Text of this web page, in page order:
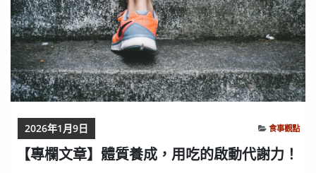
【專欄文章】體質養成，用吃的啟動代謝力！
2026年1月9日 食事觀點